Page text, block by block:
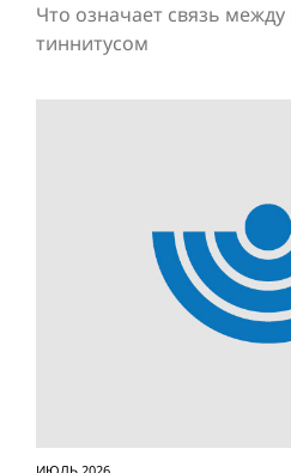
Что означает связь
тиннитусом